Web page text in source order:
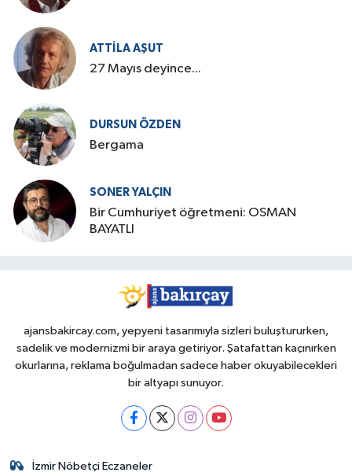
ATTILA AŞUT
27 Mayıs deyince...
DURSUN ÖZDEN
Bergama
SONER YALÇIN
Bir Cumhuriyet öğretmeni: OSMAN
BAYATLI
ajansbakircay.com, yepyeni tasarımıyla sizleri buluştururken,
sadelik ve modernizmi bir araya getiriyor. Şatafattan kaçınırken
okurlarına, reklama boğulmadan sadece haber okuyabilecekleri
bir altyapı sunuyor.
İzmir Nöbetçi Eczaneler